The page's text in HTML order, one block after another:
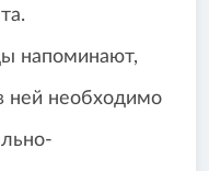
напоминают,
ней необходимо